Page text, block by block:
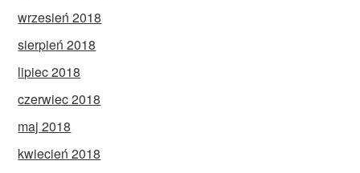
wrzesień 2018
sierpień 2018
lipiec 2018
czerwiec 2018
maj 2018
kwiecień 2018